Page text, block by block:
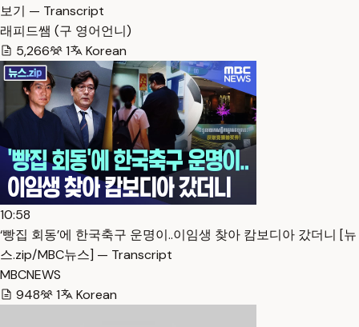
보기 — Transcript
래피드쌤 (구 영어언니)
5,266
1 Korean
10:58
‘빵집 회동’에 한국축구 운명이..이임생 찾아 캄보디아 갔더니 [뉴
스.zip/MBC뉴스] — Transcript
MBCNEWS
948
1 Korean